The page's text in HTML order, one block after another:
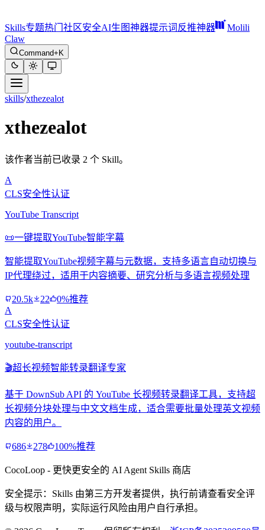
Skills专题热门 社区安全AI生图神器提示词反推神器
Molili
Claw
Command+K
skills/xthezealot
xthezealot
该作者当前已收录 2 个 Skill。
A
CLS安全性认证
YouTube Transcript
📜一键提取YouTube智能字幕
智能提取YouTube视频字幕与元数据，支持多语言自动切换与
IP代理绕过，适用于内容摘要、研究分析与多语言视频处理
20.5k 22
0%推荐
A
CLS安全性认证
youtube-transcript
🎬超长视频智能转录翻译专家
基于 DownSub API 的 YouTube 长视频转录翻译工具，支持超
长视频分块处理与中文文档生成，适合需要批量处理英文视频
内容的用户。
686 278 100%推荐
CocoLoop - 更快更安全的 AI Agent Skills 商店
安全提示：Skills 由第三方开发者提供，执行前请查看安全评
级与权限声明，实际运行风险由用户自行承担。